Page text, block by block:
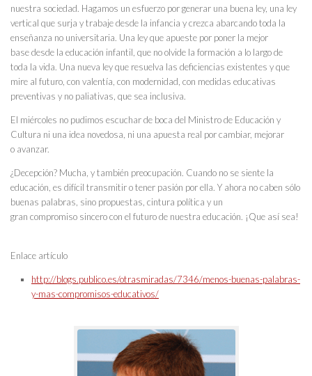
nuestra sociedad. Hagamos un esfuerzo por generar una buena ley, una ley
vertical que surja y trabaje desde la infancia y crezca abarcando toda la
enseñanza no universitaria. Una ley que apueste por poner la mejor
base desde la educación infantil, que no olvide la formación a lo largo de
toda la vida. Una nueva ley que resuelva las deficiencias existentes y que
mire al futuro, con valentía, con modernidad, con medidas educativas
preventivas y no paliativas, que sea inclusiva.
El miércoles no pudimos escuchar de boca del Ministro de Educación y
Cultura ni una idea novedosa, ni una apuesta real por cambiar, mejorar
o avanzar.
¿Decepción? Mucha, y también preocupación. Cuando no se siente la
educación, es difícil transmitir o tener pasión por ella. Y ahora no caben sólo
buenas palabras, sino propuestas, cintura política y un
gran compromiso sincero con el futuro de nuestra educación. ¡Que así sea!
Enlace artículo
http://blogs.publico.es/otrasmiradas/7346/menos-buenas-palabras-
y-mas-compromisos-educativos/